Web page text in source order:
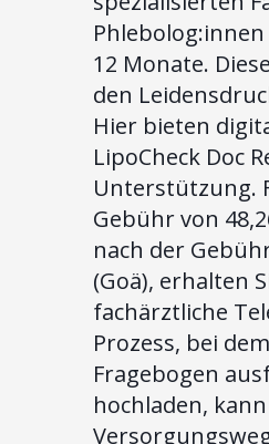
12 Monate.
den
Hier bieten
LipoCheck Doc
Unterstützung.
Gebühr von
nach der
(Goä), erhalten
fachärztliche
Prozess, bei
Fragebogen
hochladen,